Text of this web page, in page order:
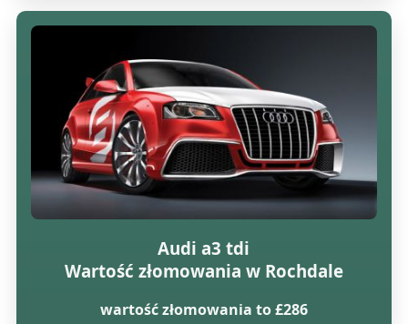
Audi a3 tdi
Wartość złomowania w Rochdale
wartość złomowania to £286